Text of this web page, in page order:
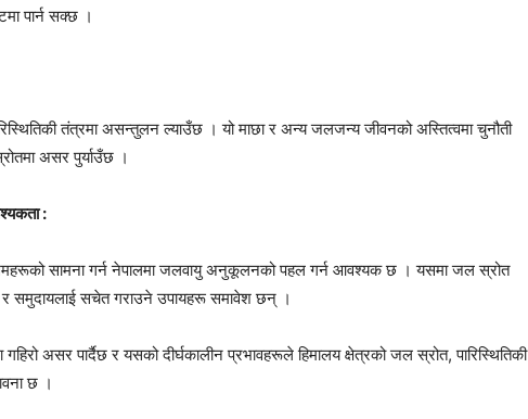
पार्न सक्छ ।
तंत्रमा असन्तुलन ल्याउँछ । यो माछा र अन्य जलजन्य जीवनको अस्तित्वमा चुनौती
असर पुर्याउँछ ।
:
सामना गर्न नेपालमा जलवायु अनुकूलनको पहल गर्न आवश्यक छ । यसमा जल स्रोत
र समुदायलाई सचेत गराउने उपायहरू समावेश छन् ।
असर पार्दैछ र यसको दीर्घकालीन प्रभावहरूले हिमालय क्षेत्रको जल स्रोत, पारिस्थितिकी
छ ।